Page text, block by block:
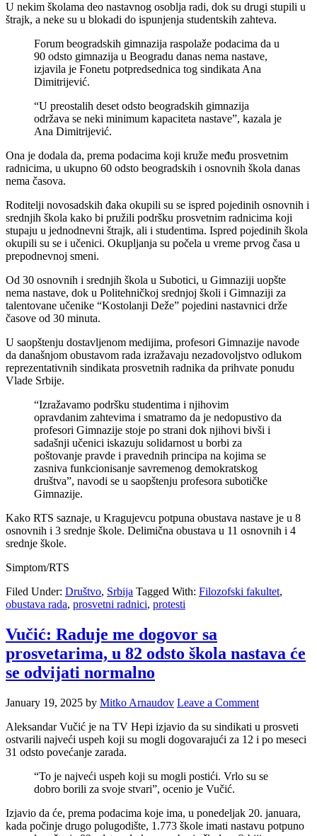
U nekim školama deo nastavnog osoblja radi, dok su drugi stupili u
štrajk, a neke su u blokadi do ispunjenja studentskih zahteva.
Forum beogradskih gimnazija raspolaže podacima da u
90 odsto gimnazija u Beogradu danas nema nastave,
izjavila je Fonetu potpredsednica tog sindikata Ana
Dimitrijević.
“U preostalih deset odsto beogradskih gimnazija
održava se neki minimum kapaciteta nastave”, kazala je
Ana Dimitrijević.
Ona je dodala da, prema podacima koji kruže među prosvetnim
radnicima, u ukupno 60 odsto beogradskih i osnovnih škola danas
nema časova.
Roditelji novosadskih đaka okupili su se ispred pojedinih osnovnih i
srednjih škola kako bi pružili podršku prosvetnim radnicima koji
stupaju u jednodnevni štrajk, ali i studentima. Ispred pojedinih škola
okupili su se i učenici. Okupljanja su počela u vreme prvog časa u
prepodnevnoj smeni.
Od 30 osnovnih i srednjih škola u Subotici, u Gimnaziji uopšte
nema nastave, dok u Politehničkoj srednjoj školi i Gimnaziji za
talentovane učenike “Kostolanji Deže” pojedini nastavnici drže
časove od 30 minuta.
U saopštenju dostavljenom medijima, profesori Gimnazije navode
da današnjom obustavom rada izražavaju nezadovoljstvo odlukom
reprezentativnih sindikata prosvetnih radnika da prihvate ponudu
Vlade Srbije.
“Izražavamo podršku studentima i njihovim
opravdanim zahtevima i smatramo da je nedopustivo da
profesori Gimnazije stoje po strani dok njihovi bivši i
sadašnji učenici iskazuju solidarnost u borbi za
poštovanje pravde i pravednih principa na kojima se
zasniva funkcionisanje savremenog demokratskog
društva”, navodi se u saopštenju profesora subotičke
Gimnazije.
Kako RTS saznaje, u Kragujevcu potpuna obustava nastave je u 8
osnovnih i 3 srednje škole. Delimična obustava u 11 osnovnih i 4
srednje škole.
Simptom/RTS
Filed Under: Društvo, Srbija Tagged With: Filozofski fakultet,
obustava rada, prosvetni radnici, protesti
Vučić: Raduje me dogovor sa
prosvetarima, u 82 odsto škola nastava će
se odvijati normalno
January 19, 2025 by Mitko Arnaudov Leave a Comment
Aleksandar Vučić je na TV Hepi izjavio da su sindikati u prosveti
ostvarili najveći uspeh koji su mogli dogovarajući za 12 i po meseci
31 odsto povećanje zarada.
“To je najveći uspeh koji su mogli postići. Vrlo su se
dobro borili za svoje stvari”, ocenio je Vučić.
Izjavio da će, prema podacima koje ima, u ponedeljak 20. januara,
kada počinje drugo polugodište, 1.773 škole imati nastavu potpuno